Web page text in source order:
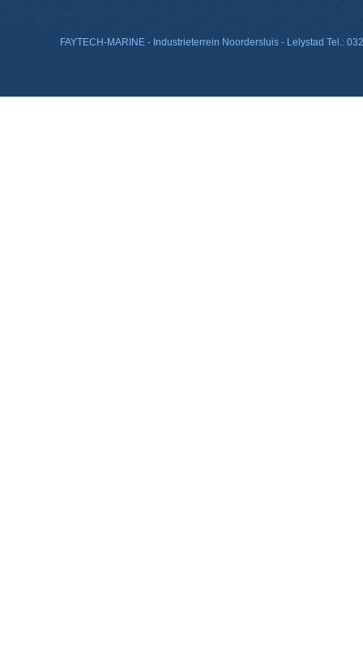
FAYTECH-MARINE - Industrieterrein Noordersluis - Lelystad Tel.: